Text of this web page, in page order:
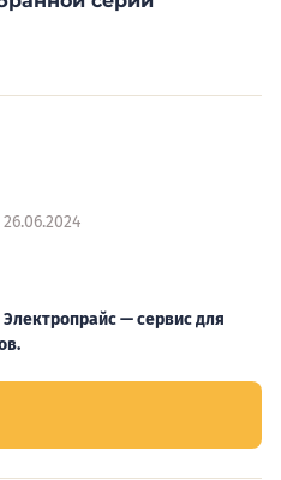
— сервис для